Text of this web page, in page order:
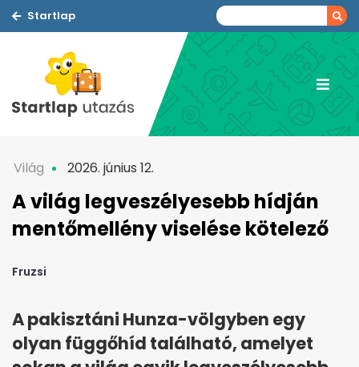
Startlap
Világ 2026. június 12.
A világ legveszélyesebb hídján
mentőmellény viselése kötelező
Fruzsi
A pakisztáni Hunza-völgyben egy
olyan függőhíd található, amelyet